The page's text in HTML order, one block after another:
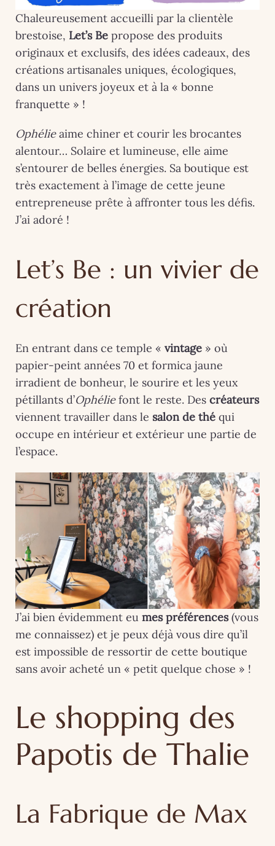
Chaleureusement accueilli par la clientèle
brestoise, Let’s Be propose des produits
originaux et exclusifs, des idées cadeaux, des
créations artisanales uniques, écologiques,
dans un univers joyeux et à la « bonne
franquette » !
Ophélieaime chiner et courir les brocantes
alentour… Solaire et lumineuse, elle aime
s’entourer de belles énergies. Sa boutique est
très exactement à l’image de cette jeune
entrepreneuse prête à affronter tous les défis.
J’ai adoré !
Let’s Be : un vivier de
création
En entrant dans ce temple « vintage » où
papier-peint années 70 et formica jaune
irradient de bonheur, le sourire et les yeux
pétillants d’Ophéliefont le reste. Des créateurs
viennent travailler dans le salon de thé qui
occupe en intérieur et extérieur une partie de
l’espace.
J’ai bien évidemment eu mes préférences(vous
me connaissez) et je peux déjà vous dire qu’il
est impossible de ressortir de cette boutique
sans avoir acheté un « petit quelque chose » !
Le shopping des
Papotis de Thalie
La Fabrique de Max